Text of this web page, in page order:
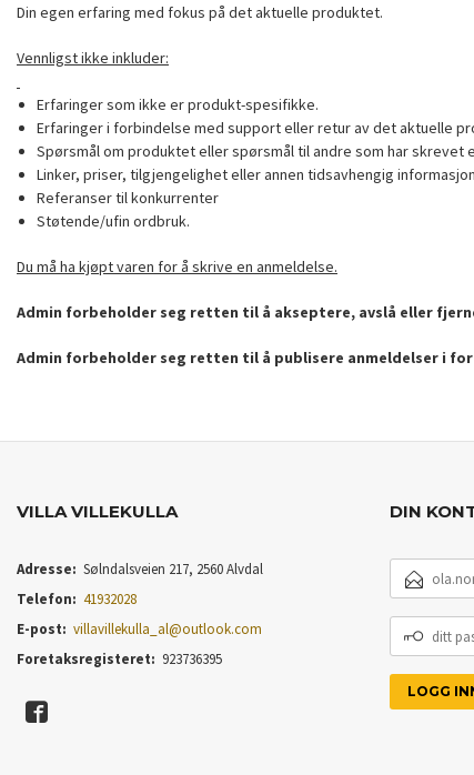
Din egen erfaring med fokus på det aktuelle produktet.
Vennligst ikke inkluder:
Erfaringer som ikke er produkt-spesifikke.
Erfaringer i forbindelse med support eller retur av det aktuelle
Spørsmål om produktet eller spørsmål til andre som har skrevet
Linker, priser, tilgjengelighet eller annen tidsavhengig
Referanser til konkurrenter
Støtende/ufin ordbruk.
Du må ha kjøpt varen for å skrive en anmeldelse.
Admin forbeholder seg retten til å akseptere, avslå eller
Admin forbeholder seg retten til å publisere anmeldelser i
VILLA VILLEKULLA
Adresse: Sølndalsveien 217, 2560 Alvdal
Telefon: 41932028
E-post: villavillekulla_al@outlook.com
Foretaksregisteret: 923736395
DIN
PASSORD